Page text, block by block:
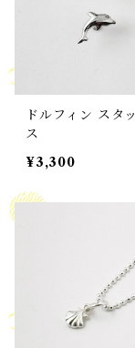
ドルフィン スタ
ス
¥3,300